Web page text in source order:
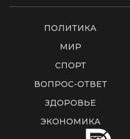
ПОЛИТИКА
МИР
СПОРТ
ВОПРОС-ОТВЕТ
ЗДОРОВЬЕ
ЭКОНОМИКА